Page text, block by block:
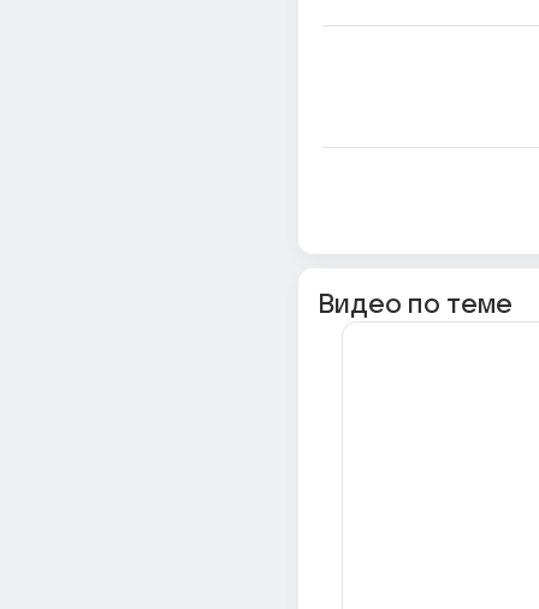
Видео по теме